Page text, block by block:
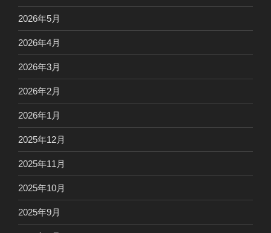
2026年5月
2026年4月
2026年3月
2026年2月
2026年1月
2025年12月
2025年11月
2025年10月
2025年9月